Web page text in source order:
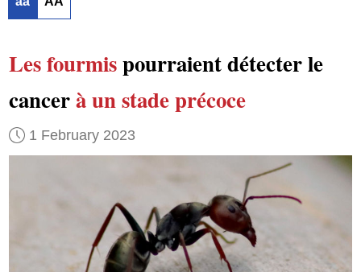
Les fourmispourraient détecter le
cancerà un stade précoce
1 February 2023